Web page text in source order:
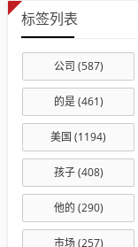
标签列表
公司 (587)
的是(461)
美国 (1194)
孩子(408)
他的 (290)
市场(257)